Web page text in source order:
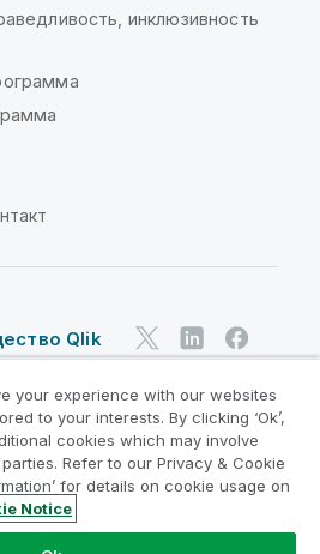
инклюзивность
Qlik
продуктов
положения
Товарные знаки
your experience with our websites
to your interests. By clicking ‘Ok’,
cookies which may involve
Refer to our Privacy & Cookie
for details on cookie usage on
Notice